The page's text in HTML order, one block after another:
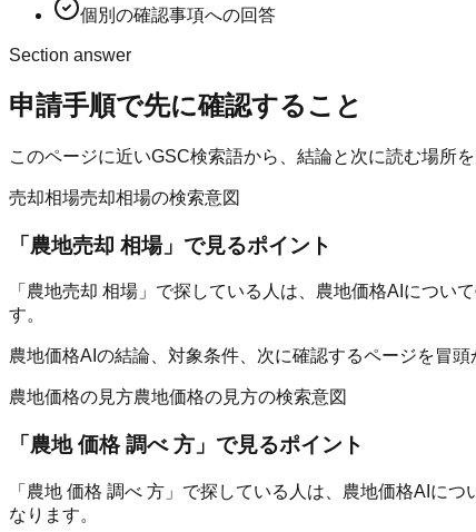
個別の確認事項への回答
Section answer
申請手順で先に確認すること
このページに近いGSC検索語から、結論と次に読む場所を
売却相場売却相場の検索意図
「農地売却 相場」で見るポイント
「農地売却 相場」で探している人は、農地価格AIにつ
す。
農地価格AIの結論、対象条件、次に確認するページを冒頭
農地価格の見方農地価格の見方の検索意図
「 農地 価格 調べ 方 」で見るポイント
「農地 価格 調べ 方」で探している人は、農地価格AIに
なります。